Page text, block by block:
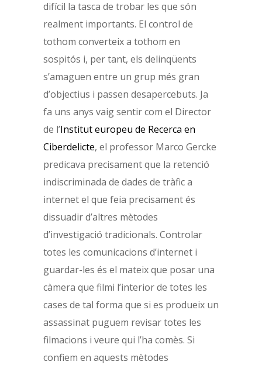
difícil la tasca de trobar les que són
realment importants. El control de
tothom converteix a tothom en
sospitós i, per tant, els delinqüents
s’amaguen entre un grup més gran
d’objectius i passen desapercebuts. Ja
fa uns anys vaig sentir com el Director
de l’Institut europeu de Recerca en
Ciberdelicte, el professor Marco Gercke
predicava precisament que la retenció
indiscriminada de dades de tràfic a
internet el que feia precisament és
dissuadir d’altres mètodes
d’investigació tradicionals. Controlar
totes les comunicacions d’internet i
guardar-les és el mateix que posar una
càmera que filmi l’interior de totes les
cases de tal forma que si es produeix un
assassinat puguem revisar totes les
filmacions i veure qui l’ha comès. Si
confiem en aquests mètodes